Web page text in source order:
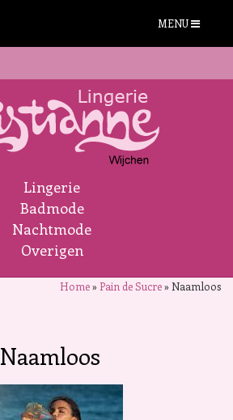
MENU
Lingerie
Badmode
Nachtmode
Overigen
Home»Pain de Sucre»Naamloos
Naamloos